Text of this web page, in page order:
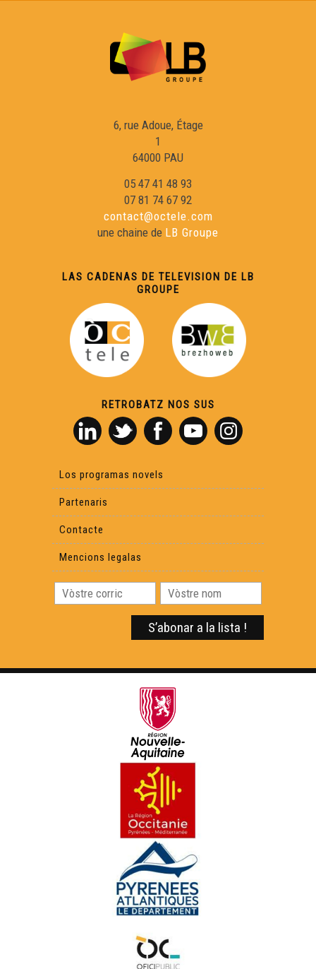
6, rue Adoue, Étage
1
64000 PAU
05 47 41 48 93
07 81 74 67 92
contact@octele.com
une chaine de LB Groupe
LAS CADENAS DE TELEVISION DE LB
GROUPE
RETROBATZ NOS SUS
Los programas novels
Partenaris
Contacte
Mencions legalas